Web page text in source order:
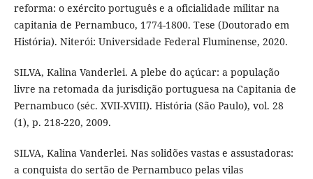
reforma: o exército português e a oficialidade militar na
capitania de Pernambuco, 1774-1800. Tese (Doutorado em
História). Niterói: Universidade Federal Fluminense, 2020.
SILVA, Kalina Vanderlei. A plebe do açúcar: a população
livre na retomada da jurisdição portuguesa na Capitania de
Pernambuco (séc. XVII-XVIII). História (São Paulo), vol. 28
(1), p. 218-220, 2009.
SILVA, Kalina Vanderlei. Nas solidões vastas e assustadoras:
a conquista do sertão de Pernambuco pelas vilas